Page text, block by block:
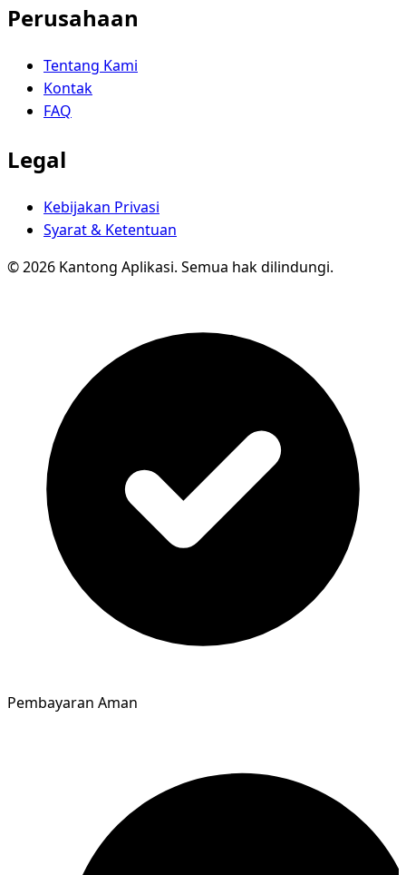
Perusahaan
Tentang Kami
Kontak
FAQ
Legal
Kebijakan Privasi
Syarat & Ketentuan
© 2026 Kantong Aplikasi. Semua hak dilindungi.
Pembayaran Aman